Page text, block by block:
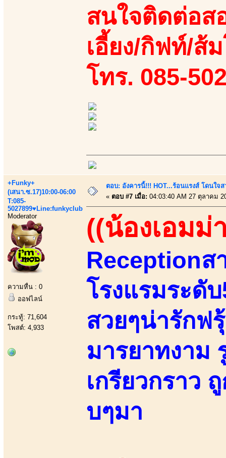
สนใจติดต่อส
เอี้ยง/กิฟท์/ส้
โทร. 085-
+Funky+
(เสนา.ซ.17)10:00-06:00
T:085-
5027899♥Line:funkyclub
Moderator
ความหื่น : 0
ออฟไลน์
กระทู้: 71,604
โพสต์: 4,933
ตอบ: อังคารนี้!!! HOT...ร้อนแรงส์ โดนใจ
« ตอบ #7 เมื่อ: 04:03:40 AM 27 ตุลาคม
((น้องเอมม่
Receptionส
โรงแรมระดั
สวยๆน่ารักฟ
มารยาทงาม
เกรียวกราว
บๆมา